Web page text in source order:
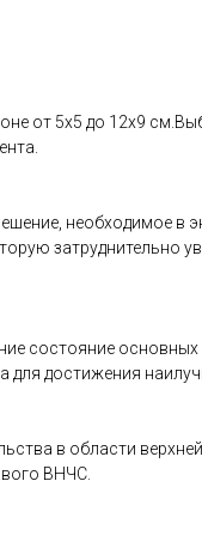
от 5х5 до 12х9
необходимое в
затруднительно
состояние основных
достижения
в области
ВНЧС.